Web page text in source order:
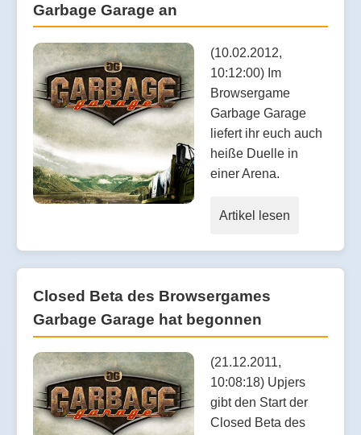
Garbage Garage an
(10.02.2012,
10:12:00) Im
Browsergame
Garbage Garage
liefert ihr euch auch
heiße Duelle in
einer Arena.
Artikel lesen
Closed Beta des Browsergames
Garbage Garage hat begonnen
(21.12.2011,
10:08:18) Upjers
gibt den Start der
Closed Beta des